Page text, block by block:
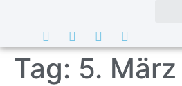
Tag: 5.